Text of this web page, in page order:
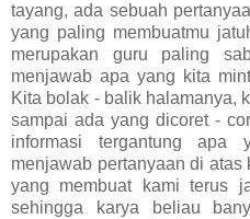
tayang, ada sebuah
yang paling membuatmu
merupakan guru paling
menjawab apa yang kita
Kita bolak - balik halamanya,
sampai ada yang dicoret -
informasi tergantung apa
menjawab pertanyaan di
yang membuat kami terus
sehingga karya beliau